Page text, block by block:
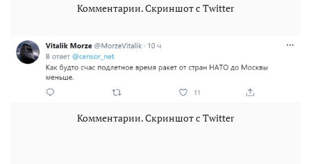
Комментарии. Скриншот с Twitter
Комментарии. Скриншот с Twitter